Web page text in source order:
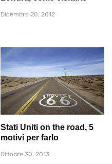
Dicembre 20, 2012
Stati Uniti on the road, 5
motivi per farlo
Ottobre 30, 2013